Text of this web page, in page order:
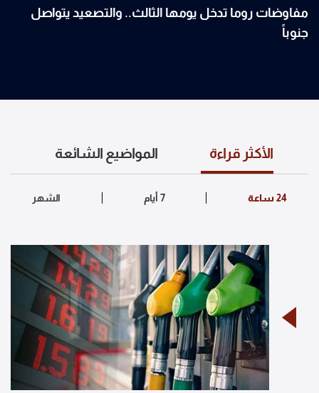
مفاوضات روما تدخل يومها الثالث.. والتصعيد يتواصل
جنوباً
الأكثر قراءة المواضيع الشائعة